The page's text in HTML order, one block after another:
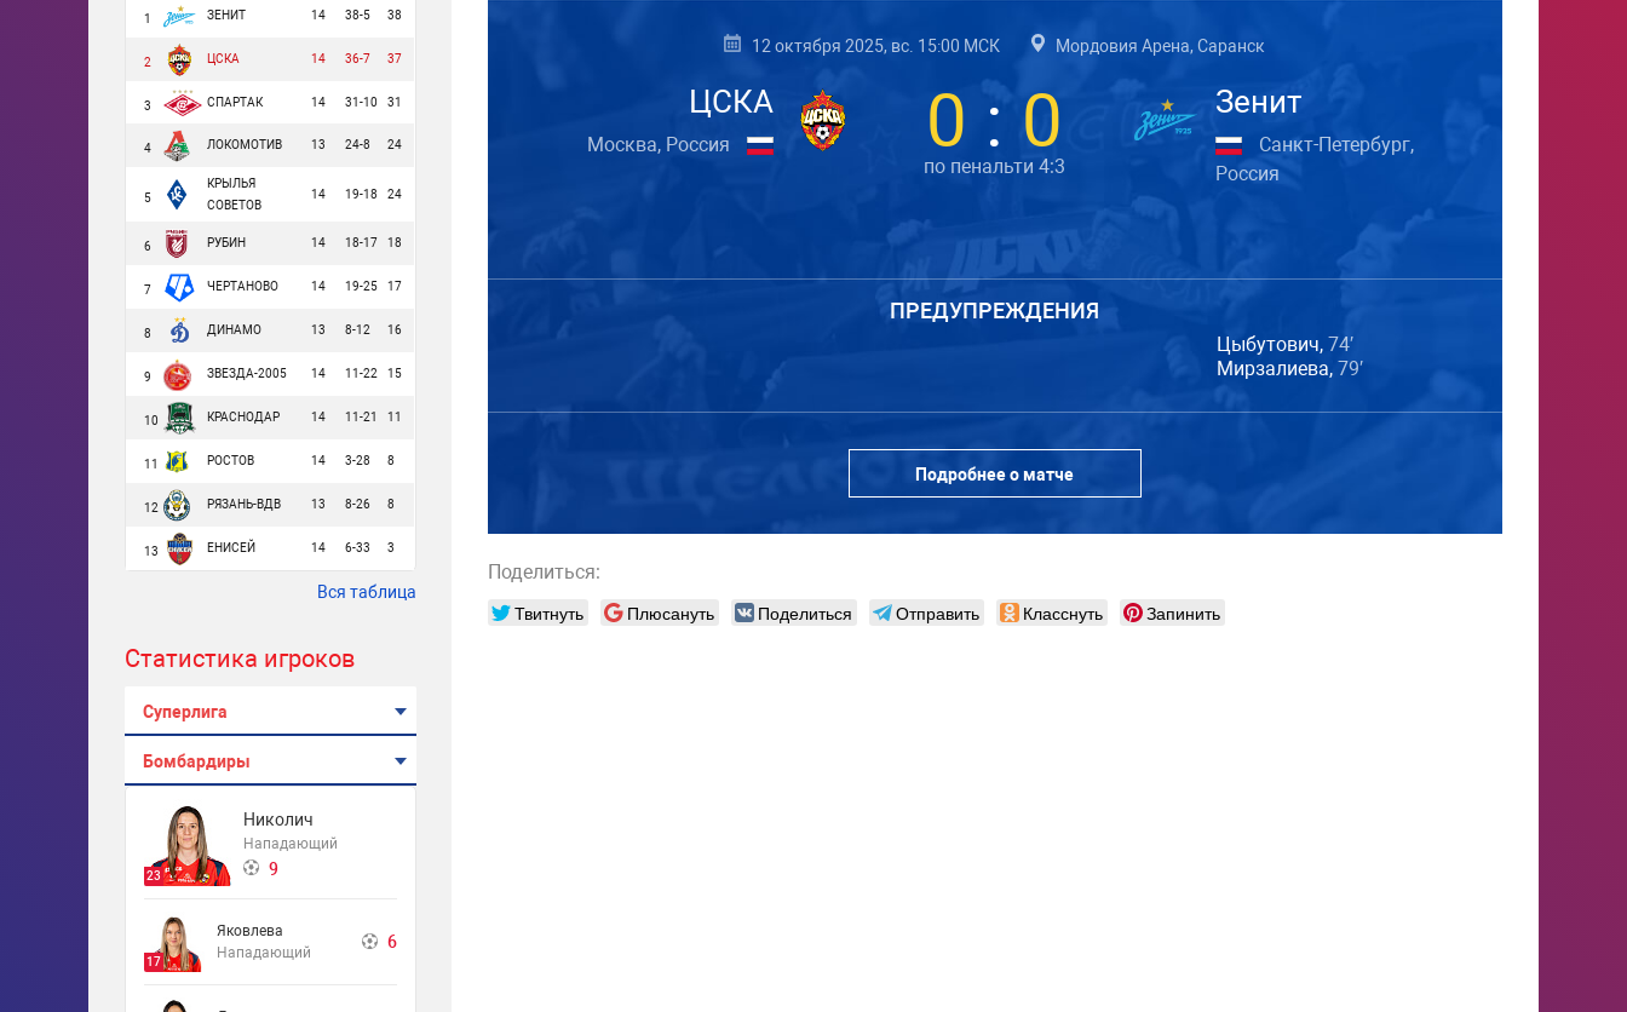
1 ЗЕНИТ 14 38-5 38
2 ЦСКА 14 36-7 37
3 СПАРТАК 14 31-10 31
4 ЛОКОМОТИВ 13 24-8 24
5
КРЫЛЬЯ
СОВЕТОВ
14 19-18 24
6 РУБИН 14 18-17 18
7 ЧЕРТАНОВО 14 19-25 17
8 ДИНАМО 13 8-12 16
9 ЗВЕЗДА-2005 14 11-22 15
10 КРАСНОДАР 14 11-21 11
11 РОСТОВ 14 3-28 8
12 РЯЗАНЬ-ВДВ 13 8-26 8
13 ЕНИСЕЙ 14 6-33 3
Вся таблица
Статистика игроков
Суперлига
Бомбардиры
23
Николич
Нападающий
9
17
Яковлева
Нападающий
6
12 октября 2025, вс. 15:00 МСК Мордовия Арена, Саранск
ЦСКА
Москва, Россия 0 : 0
по пенальти 4:3
Зенит
Санкт-Петербург,
Россия
ПРЕДУПРЕЖДЕНИЯ
Цыбутович, 74′
Мирзалиева, 79′
Подробнее о матче
Поделиться:
Твитнуть Плюсануть Поделиться Отправить Класснуть Запинить